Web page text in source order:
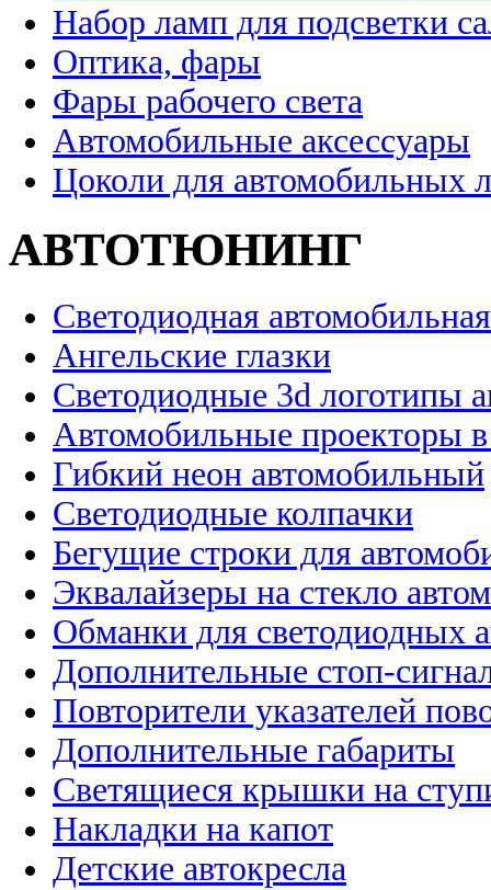
Набор ламп для подсветки
Оптика, фары
Фары рабочего света
Автомобильные аксессуары
Цоколи для автомобильных
АВТОТЮНИНГ
Светодиодная
Ангельские глазки
Светодиодные 3d логотипы
Автомобильные проекторы
Гибкий неон автомобильный
Светодиодные колпачки
Бегущие строки для
Эквалайзеры на стекло
Обманки для светодиодных
Дополнительные стоп-
Повторители указателей
Дополнительные габариты
Светящиеся крышки на
Накладки на капот
Детские автокресла